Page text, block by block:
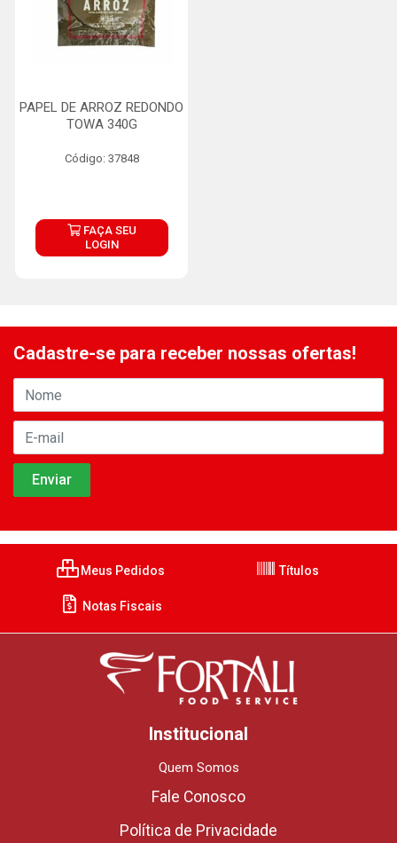
PAPEL DE ARROZ REDONDO
TOWA 340G
Código: 37848
FAÇA SEU
LOGIN
Cadastre-se para receber nossas ofertas!
Meus Pedidos Títulos
Notas Fiscais
Institucional
Quem Somos
Fale Conosco
Política de Privacidade